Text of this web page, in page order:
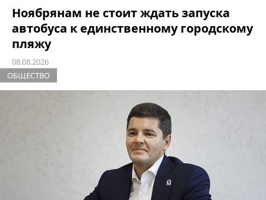
Ноябрянам не стоит ждать запуска
автобуса к единственному городскому
пляжу
08.08.2026
ОБЩЕСТВО